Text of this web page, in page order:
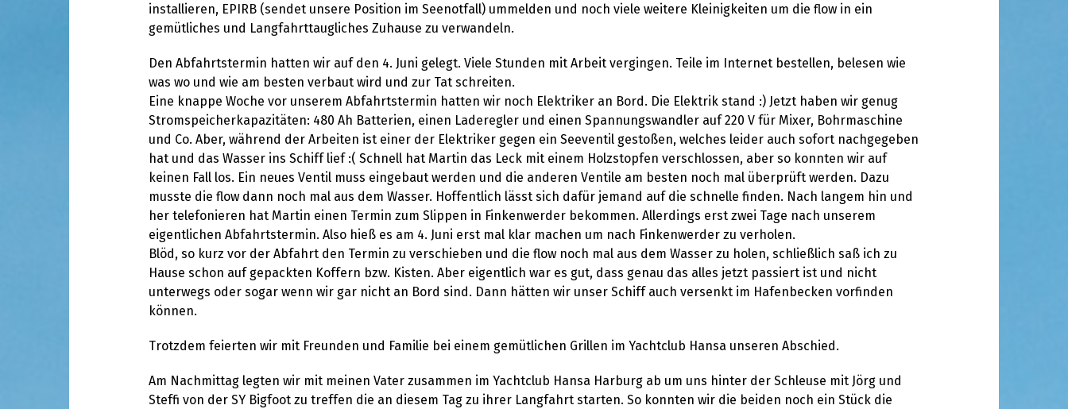
installieren, EPIRB (sendet unsere Position im Seenotfall) ummelden und noch viele weitere Kleinigkeiten um die flow in ein
gemütliches und Langfahrttaugliches Zuhause zu verwandeln.
Den Abfahrtstermin hatten wir auf den 4. Juni gelegt. Viele Stunden mit Arbeit vergingen. Teile im Internet bestellen, belesen wie
was wo und wie am besten verbaut wird und zur Tat schreiten.
Eine knappe Woche vor unserem Abfahrtstermin hatten wir noch Elektriker an Bord. Die Elektrik stand :) Jetzt haben wir genug
Stromspeicherkapazitäten: 480 Ah Batterien, einen Laderegler und einen Spannungswandler auf 220 V für Mixer, Bohrmaschine
und Co. Aber, während der Arbeiten ist einer der Elektriker gegen ein Seeventil gestoßen, welches leider auch sofort nachgegeben
hat und das Wasser ins Schiff lief :( Schnell hat Martin das Leck mit einem Holzstopfen verschlossen, aber so konnten wir auf
keinen Fall los. Ein neues Ventil muss eingebaut werden und die anderen Ventile am besten noch mal überprüft werden. Dazu
musste die flow dann noch mal aus dem Wasser. Hoffentlich lässt sich dafür jemand auf die schnelle finden. Nach langem hin und
her telefonieren hat Martin einen Termin zum Slippen in Finkenwerder bekommen. Allerdings erst zwei Tage nach unserem
eigentlichen Abfahrtstermin. Also hieß es am 4. Juni erst mal klar machen um nach Finkenwerder zu verholen.
Blöd, so kurz vor der Abfahrt den Termin zu verschieben und die flow noch mal aus dem Wasser zu holen, schließlich saß ich zu
Hause schon auf gepackten Koffern bzw. Kisten. Aber eigentlich war es gut, dass genau das alles jetzt passiert ist und nicht
unterwegs oder sogar wenn wir gar nicht an Bord sind. Dann hätten wir unser Schiff auch versenkt im Hafenbecken vorfinden
können.
Trotzdem feierten wir mit Freunden und Familie bei einem gemütlichen Grillen im Yachtclub Hansa unseren Abschied.
Am Nachmittag legten wir mit meinen Vater zusammen im Yachtclub Hansa Harburg ab um uns hinter der Schleuse mit Jörg und
Steffi von der SY Bigfoot zu treffen die an diesem Tag zu ihrer Langfahrt starten. So konnten wir die beiden noch ein Stück die